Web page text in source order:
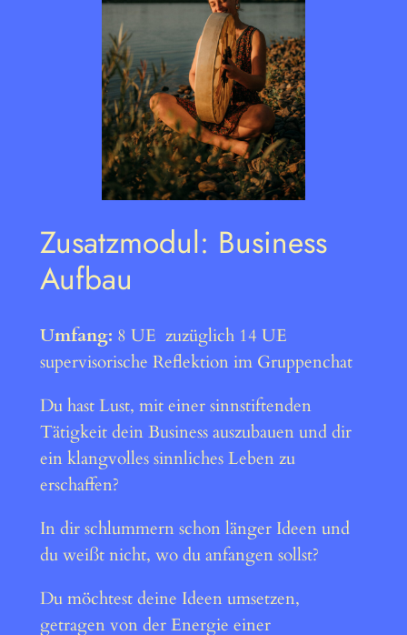
Zusatzmodul: Business
Aufbau
Umfang: 8 UE zuzüglich 14 UE
supervisorische Reflektion im Gruppenchat
Du hast Lust, mit einer sinnstiftenden
Tätigkeit dein Business auszubauen und dir
ein klangvolles sinnliches Leben zu
erschaffen?
In dir schlummern schon länger Ideen und
du weißt nicht, wo du anfangen sollst?
Du möchtest deine Ideen umsetzen,
getragen von der Energie einer